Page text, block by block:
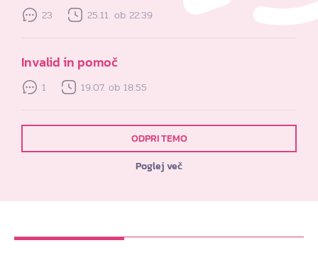
23 25.11. ob 22:39
Invalid in pomoč
1 19.07. ob 18:55
ODPRI TEMO
Poglej več